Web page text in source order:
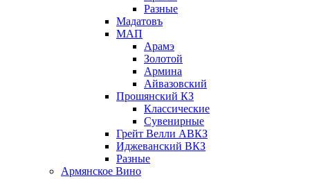
Разные
Мадатовъ
МАП
Арамэ
Золотой
Армина
Айвазовский
Прошянский КЗ
Классические
Сувенирные
Грейт Велли АВКЗ
Иджеванский ВКЗ
Разные
Армянское Вино